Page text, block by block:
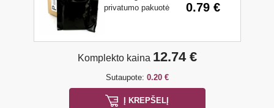
privatumo pakuotė
0.79 €
Komplekto kaina 12.74 €
Sutaupote: 0.20 €
Į KREPŠELĮ